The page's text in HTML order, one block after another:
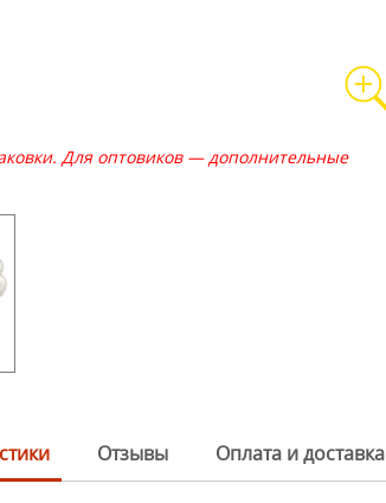
Для оптовиков — дополнительные
Отзывы Оплата и доставка